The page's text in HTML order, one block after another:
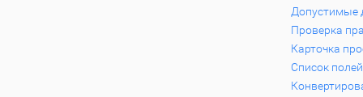
Допустимые
Проверка
Карточка
Список